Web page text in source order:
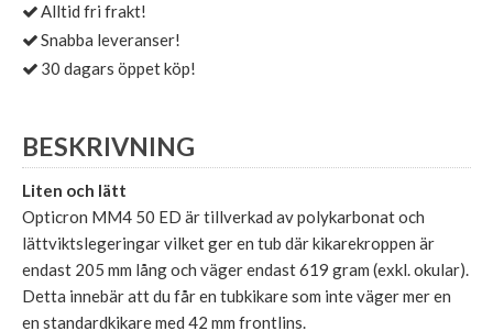
Alltid fri frakt!
Snabba leveranser!
30 dagars öppet köp!
BESKRIVNING
Liten och lätt
Opticron MM4 50 ED är tillverkad av polykarbonat och
lättviktslegeringar vilket ger en tub där kikarekroppen är
endast 205 mm lång och väger endast 619 gram (exkl. okular).
Detta innebär att du får en tubkikare som inte väger mer en
en standardkikare med 42 mm frontlins.